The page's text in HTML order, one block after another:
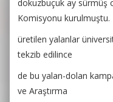
dokuzbuçuk ay sürmüş
Komisyonu kurulmuştu.
üretilen yalanlar
tekzib edilince
de bu yalan-dolan
ve Araştırma